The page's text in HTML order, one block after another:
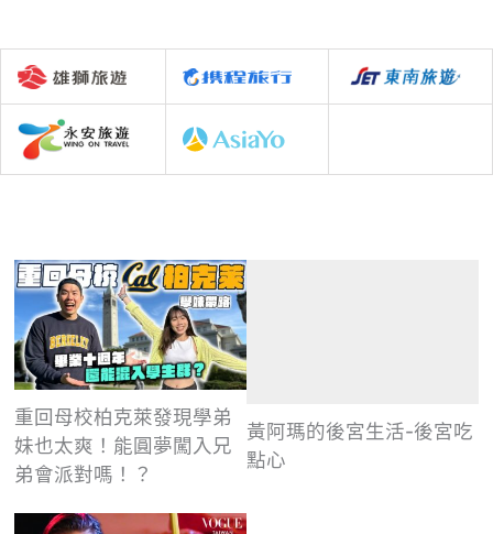
重回母校柏克萊發現學弟
妹也太爽！能圓夢闖入兄
弟會派對嗎！？
黃阿瑪的後宮生活-後宮吃
點心